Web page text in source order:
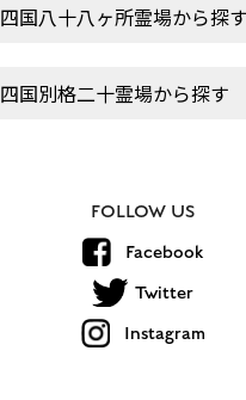
四国八十八ヶ所霊場から探す
四国別格二十霊場から探す
FOLLOW US
Facebook
Twitter
Instagram